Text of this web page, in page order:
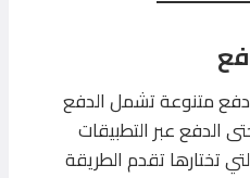
دفع متنوعة تشمل الدفع
الدفع عبر التطبيقات
تختارها تقدم الطريقة